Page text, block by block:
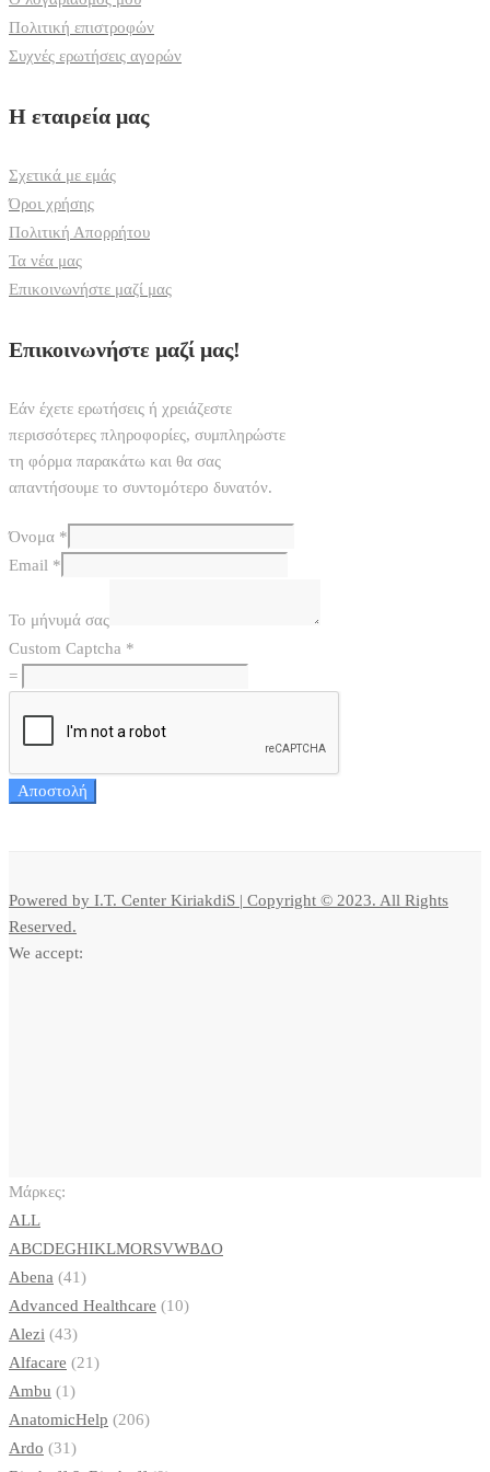
Πολιτική επιστροφών
Συχνές ερωτήσεις αγορών
Η εταιρεία μας
Σχετικά με εμάς
Όροι χρήσης
Πολιτική Απορρήτου
Τα νέα μας
Επικοινωνήστε μαζί μας
Επικοινωνήστε μαζί μας!
Εάν έχετε ερωτήσεις ή χρειάζεστε
περισσότερες πληροφορίες, συμπληρώστε
τη φόρμα παρακάτω και θα σας
απαντήσουμε το συντομότερο δυνατόν.
Όνομα *
Email *
Το μήνυμά σας
Custom Captcha *
=
Αποστολή
Powered by I.T. Center KiriakdiS | Copyright © 2023. All Rights
Reserved.
We accept:
Μάρκες:
ALL
ABCDEGHIKLMORSVWΒΔΟ
Abena (41)
Advanced Healthcare (10)
Alezi (43)
Alfacare (21)
Ambu (1)
AnatomicHelp (206)
Ardo (31)